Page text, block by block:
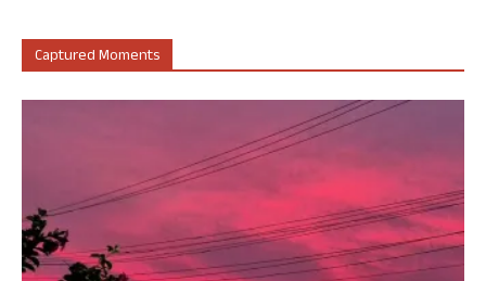
Captured Moments